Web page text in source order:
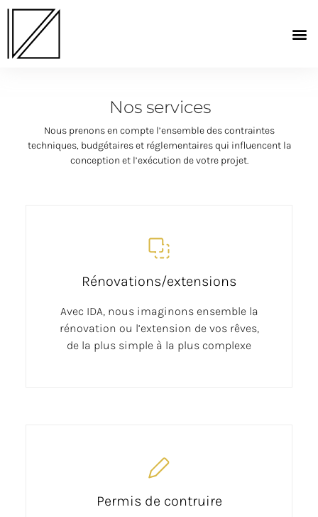
Nos services
Nous prenons en compte l’ensemble des contraintes
techniques, budgétaires et réglementaires qui influencent la
conception et l’exécution de votre projet.
Rénovations/extensions
Avec IDA, nous imaginons ensemble la
rénovation ou l’extension de vos rêves,
de la plus simple à la plus complexe
Permis de contruire